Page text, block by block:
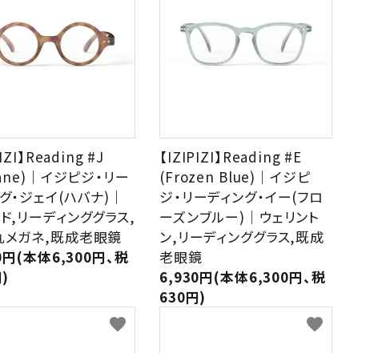
】Reading #J
｜イジピジ・リー
・ジェイ(ハバナ)｜
,リーディンググラス,
メガネ,既成老眼鏡
(本体6,300円、税
【IZIPIZI】Reading #E
(Frozen Blue)｜イジピ
ジ・リーディング・イー(フロ
ーズンブルー)｜ウェリント
ン,リーディンググラス,既成
老眼鏡
6,930円(本体6,300円、税
630円)
favorite favorite